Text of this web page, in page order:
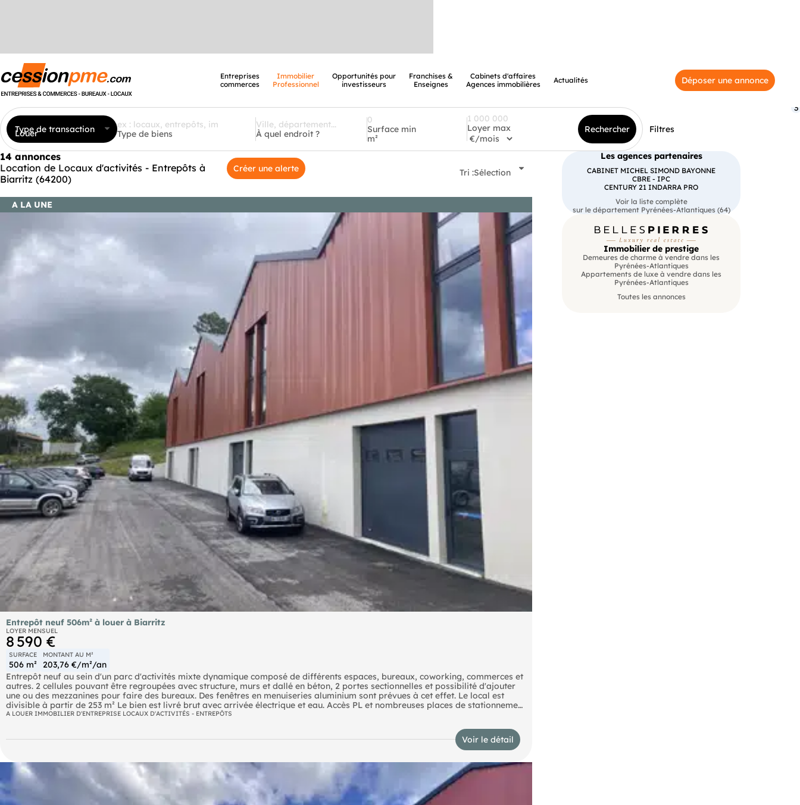
Entreprises
commerces
Immobilier
Professionnel
Opportunités pour
investisseurs
Franchises &
Enseignes
Cabinets d'affaires
Agences immobilières
Actualités Déposer une annonce
Type de transaction
Louer Type de biens À quel endroit ?
Surface min
m²
Loyer max Rechercher Filtres
3
14 annonces
Location de Locaux d'activités - Entrepôts à
Biarritz (64200)
Créer une alerte Tri :Sélection
A LA UNE
Entrepôt neuf 506m² à louer à Biarritz
LOYER MENSUEL
8 590 €
SURFACE
506 m²
MONTANT AU M²
203,76 €/m²/an
Entrepôt neuf au sein d'un parc d'activités mixte dynamique composé de différents espaces, bureaux, coworking, commerces et
autres. 2 cellules pouvant être regroupées avec structure, murs et dallé en béton, 2 portes sectionnelles et possibilité d'ajouter
une ou des mezzanines pour faire des bureaux. Des fenêtres en menuiseries aluminium sont prévues à cet effet. Le local est
divisible à partir de 253 m² Le bien est livré brut avec arrivée électrique et eau. Accès PL et nombreuses places de stationnement
Charges, dont Taxe Foncière : 506 €/mois
A LOUER IMMOBILIER D'ENTREPRISE LOCAUX D'ACTIVITÉS - ENTREPÔTS
Voir le détail
Les agences partenaires
CABINET MICHEL SIMOND BAYONNE
CBRE - IPC
CENTURY 21 INDARRA PRO
Voir la liste complète
sur le département Pyrénées-Atlantiques (64)
Immobilier de prestige
Demeures de charme à vendre dans les
Pyrénées-Atlantiques
Appartements de luxe à vendre dans les
Pyrénées-Atlantiques
Toutes les annonces